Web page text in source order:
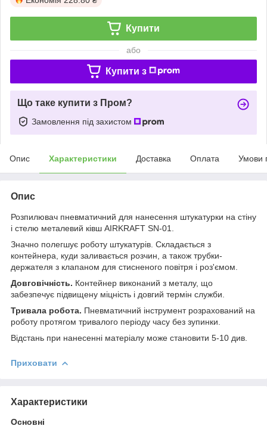
Купити
або
Купити з
Що таке купити з Пром?
Замовлення під захистом
Опис Характеристики Доставка Оплата Умови
Опис
Розпилювач пневматичний для нанесення штукатурки на стіну
і стелю металевий ківш AIRKRAFT SN-01.
Значно полегшує роботу штукатурів. Складається з
контейнера, куди заливається розчин, а також трубки-
держателя з клапаном для стисненого повітря і роз'ємом.
Довговічність. Контейнер виконаний з металу, що
забезпечує підвищену міцність і довгий термін служби.
Тривала робота. Пневматичний інструмент розрахований на
роботу протягом тривалого періоду часу без зупинки.
Відстань при нанесенні матеріалу може становити 5-10 див.
Приховати
Характеристики
Основні